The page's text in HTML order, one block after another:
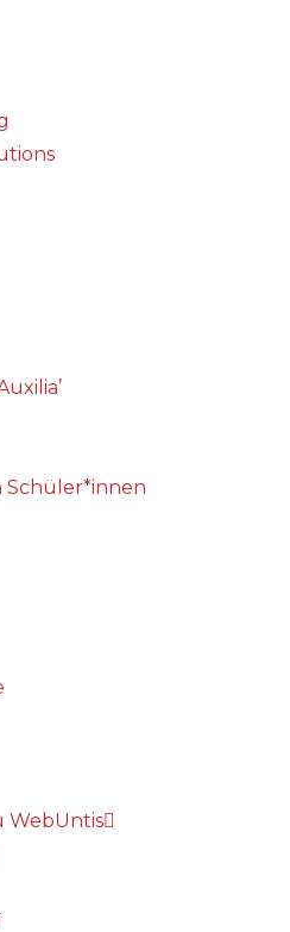
WebUntis